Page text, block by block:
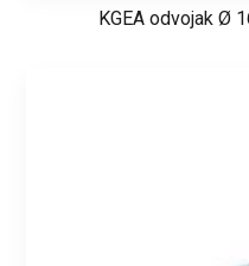
KGEA odvojak Ø